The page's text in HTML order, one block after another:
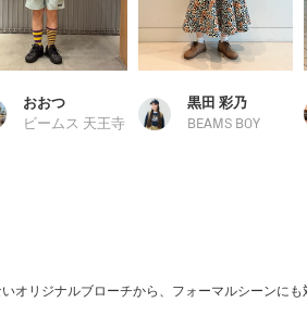
おおつ
ビームス 天王寺
黒田 彩乃
BEAMS BOY
リジナルブローチから、フォーマルシーンに